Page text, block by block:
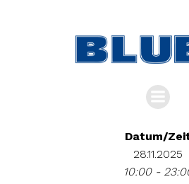
Datum/
28.11.2025
10:00 -